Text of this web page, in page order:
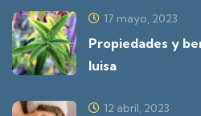
17 mayo, 2023
Propiedades y
luisa
12 abril, 2023